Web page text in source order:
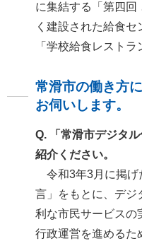
に集結する「第四回
く建設された給食
「学校給食レストラ
常滑市の働き方
お伺いします。
Q. 「常滑市デジタ
紹介ください。
令和3年3月に掲げ
言」をもとに、デジ
利な市民サービスの
行政運営を進めるた